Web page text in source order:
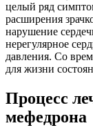
целый ряд
расширения
нарушение
нерегулярное
давления. Со
для жизни
Процесс
мефедрона